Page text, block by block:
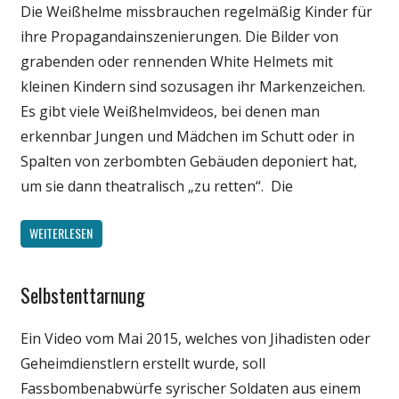
Politik
Wissenschaft
Die Weißhelme missbrauchen regelmäßig Kinder für
ihre Propagandainszenierungen. Die Bilder von
grabenden oder rennenden White Helmets mit
kleinen Kindern sind sozusagen ihr Markenzeichen.
Es gibt viele Weißhelmvideos, bei denen man
erkennbar Jungen und Mädchen im Schutt oder in
Spalten von zerbombten Gebäuden deponiert hat,
um sie dann theatralisch „zu retten“. Die
WEITERLESEN
Gesellschaft
Politik
Wissenschaft
Selbstenttarnung
Ein Video vom Mai 2015, welches von Jihadisten oder
Geheimdienstlern erstellt wurde, soll
Fassbombenabwürfe syrischer Soldaten aus einem